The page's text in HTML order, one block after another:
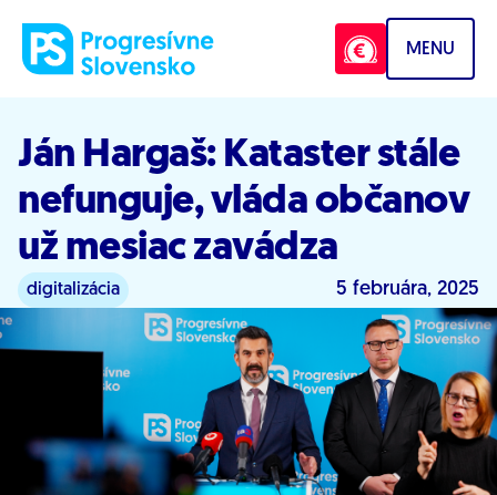
MENU
Ján Hargaš: Kataster stále
nefunguje, vláda občanov
už mesiac zavádza
digitalizácia 5 februára, 2025